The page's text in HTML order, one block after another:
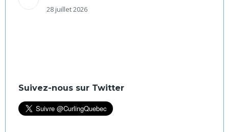
28 juillet 2026
Suivez-nous sur Twitter